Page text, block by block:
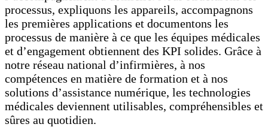
processus, expliquons les appareils, accompagnons
les premières applications et documentons les
processus de manière à ce que les équipes médicales
et d’engagement obtiennent des KPI solides. Grâce à
notre réseau national d’infirmières, à nos
compétences en matière de formation et à nos
solutions d’assistance numérique, les technologies
médicales deviennent utilisables, compréhensibles et
sûres au quotidien.